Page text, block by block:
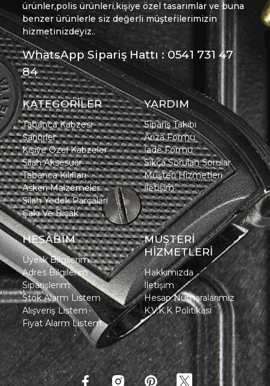
ürünler,polis ürünleri,kişiye özel tasarımlar ve buna
benzer ürünlerle siz değerli müşterilerimizin
hizmetinizdeyiz..
WhatsApp Sipariş Hattı : 0541 731 47
84
KATEGORİLER
Tabanca Kabzesi
Şarjörler
Kişiye Özel Kabzeler
Silah Aksesuar
Tabanca Kılıfları
Askeri Malzemeler
Silah Yedek Parçaları
Çakı Ve Bıçak
YARDIM
Sipariş Takibi
Arıza Formu
İade Formu
Sıkça Sorulan Sorular
Müşteri Hizmetleri
İletişim
HESABIM
Üyelik Bilgilerim
Adres Bilgilerim
Siparişlerim
Stok Alarm Listem
Alışveriş Listem
Fiyat Alarm Listem
MÜŞTERİ
HİZMETLERİ
Hakkımızda
İletişim
Hesap Numaralarımız
K.V.K.K Politikası